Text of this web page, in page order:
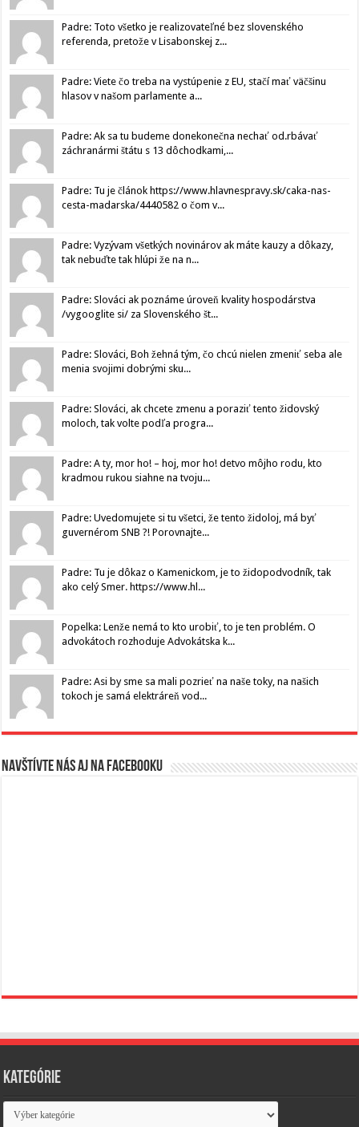
Padre: Toto všetko je realizovateľné bez slovenského
referenda, pretože v Lisabonskej z...
Padre: Viete čo treba na vystúpenie z EU, stačí mať väčšinu
hlasov v našom parlamente a...
Padre: Ak sa tu budeme donekonečna nechať od.rbávať
záchranármi štátu s 13 dôchodkami,...
Padre: Tu je článok https://www.hlavnespravy.sk/caka-nas-
cesta-madarska/4440582 o čom v...
Padre: Vyzývam všetkých novinárov ak máte kauzy a dôkazy,
tak nebuďte tak hlúpi že na n...
Padre: Slováci ak poznáme úroveň kvality hospodárstva
/vygooglite si/ za Slovenského št...
Padre: Slováci, Boh žehná tým, čo chcú nielen zmeniť seba ale
menia svojimi dobrými sku...
Padre: Slováci, ak chcete zmenu a poraziť tento židovský
moloch, tak volte podľa progra...
Padre: A ty, mor ho! – hoj, mor ho! detvo môjho rodu, kto
kradmou rukou siahne na tvoju...
Padre: Uvedomujete si tu všetci, že tento židoloj, má byť
guvernérom SNB ?! Porovnajte...
Padre: Tu je dôkaz o Kamenickom, je to židopodvodník, tak
ako celý Smer. https://www.hl...
Popelka: Lenže nemá to kto urobiť, to je ten problém. O
advokátoch rozhoduje Advokátska k...
Padre: Asi by sme sa mali pozrieť na naše toky, na našich
tokoch je samá elektráreň vod...
Navštívte nás aj na Facebooku
Kategórie
Kategórie